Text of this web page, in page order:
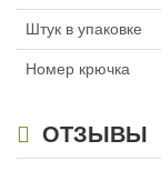
Штук в упаковке
Номер крючка
ОТЗЫВЫ